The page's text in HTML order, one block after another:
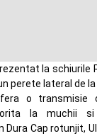
la schiurile
perete lateral de la
o transmisie
la muchii si
Cap rotunjit,